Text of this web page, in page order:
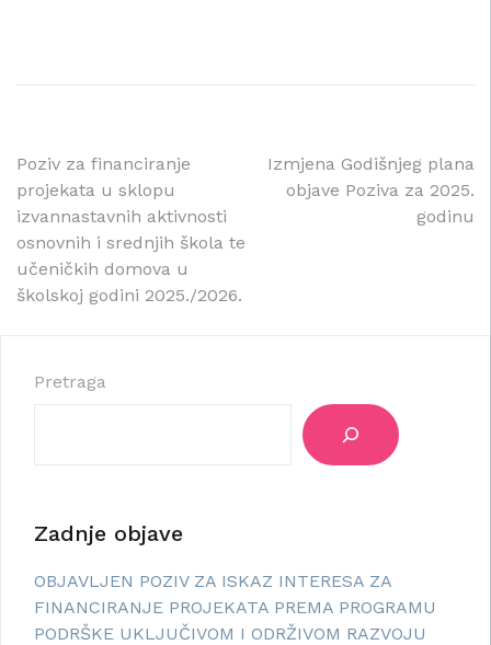
Navigacija
objava
Poziv za financiranje
projekata u sklopu
izvannastavnih aktivnosti
osnovnih i srednjih škola te
učeničkih domova u
školskoj godini 2025./2026.
Izmjena Godišnjeg plana
objave Poziva za 2025.
godinu
Pretraga
Zadnje objave
OBJAVLJEN POZIV ZA ISKAZ INTERESA ZA
FINANCIRANJE PROJEKATA PREMA PROGRAMU
PODRŠKE UKLJUČIVOM I ODRŽIVOM RAZVOJU